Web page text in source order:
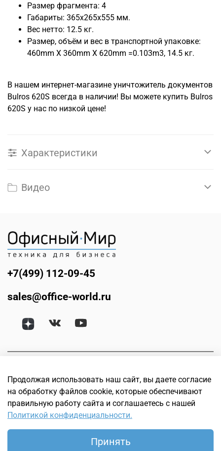
Размер фрагмента: 4
Габариты: 365x265x555 мм.
Вес нетто: 12.5 кг.
Размер, объём и вес в транспортной упаковке:
460mm X 360mm X 620mm =0.103m3, 14.5 кг.
В нашем интернет-магазине уничтожитель документов
Bulros 620S всегда в наличии! Вы можете купить Bulros
620S у нас по низкой цене!
Характеристики
Видео
+7(499) 112-09-45
sales@office-world.ru
© Офисный мир. Интернет магазин техники для бизнеса.
Офисное, банковское, торговое и оборудование для
Продолжая использовать наш сайт, вы даете согласие
на обработку файлов cookie, которые обеспечивают
правильную работу сайта и соглашаетесь с нашей
Политикой конфиденциальности.
Принять